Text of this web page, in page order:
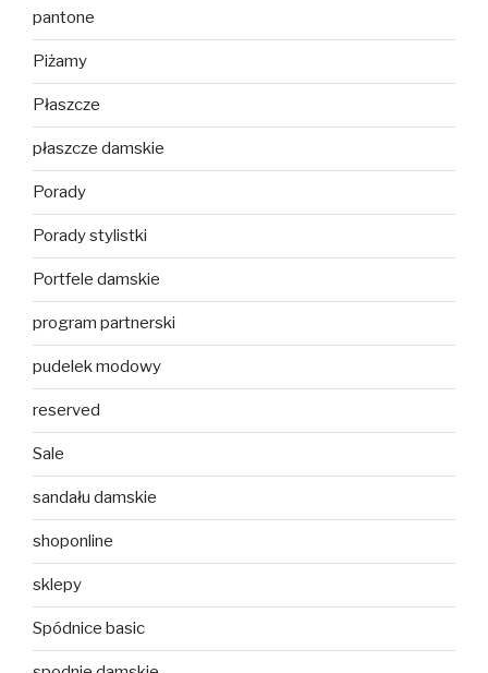
pantone
Piżamy
Płaszcze
płaszcze damskie
Porady
Porady stylistki
Portfele damskie
program partnerski
pudelek modowy
reserved
Sale
sandału damskie
shoponline
sklepy
Spódnice basic